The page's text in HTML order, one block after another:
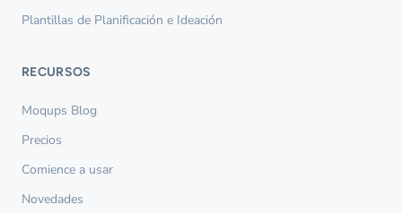
Plantillas de Planificación e Ideación
RECURSOS
Moqups Blog
Precios
Comience a usar
Novedades